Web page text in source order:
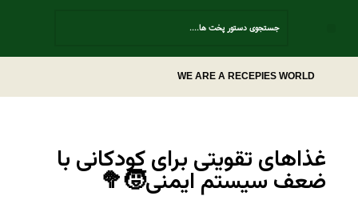
WE ARE A RECEPIES WORLD
غذاهای تقویتی برای کودکانی با
ضعف سیستم ایمنی🧒🥦